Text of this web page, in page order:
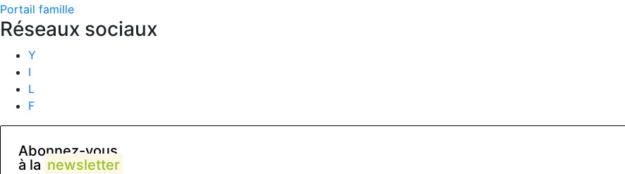
Portail famille
Réseaux sociaux
Y
I
L
F
Abonnez-vous
à la newsletter